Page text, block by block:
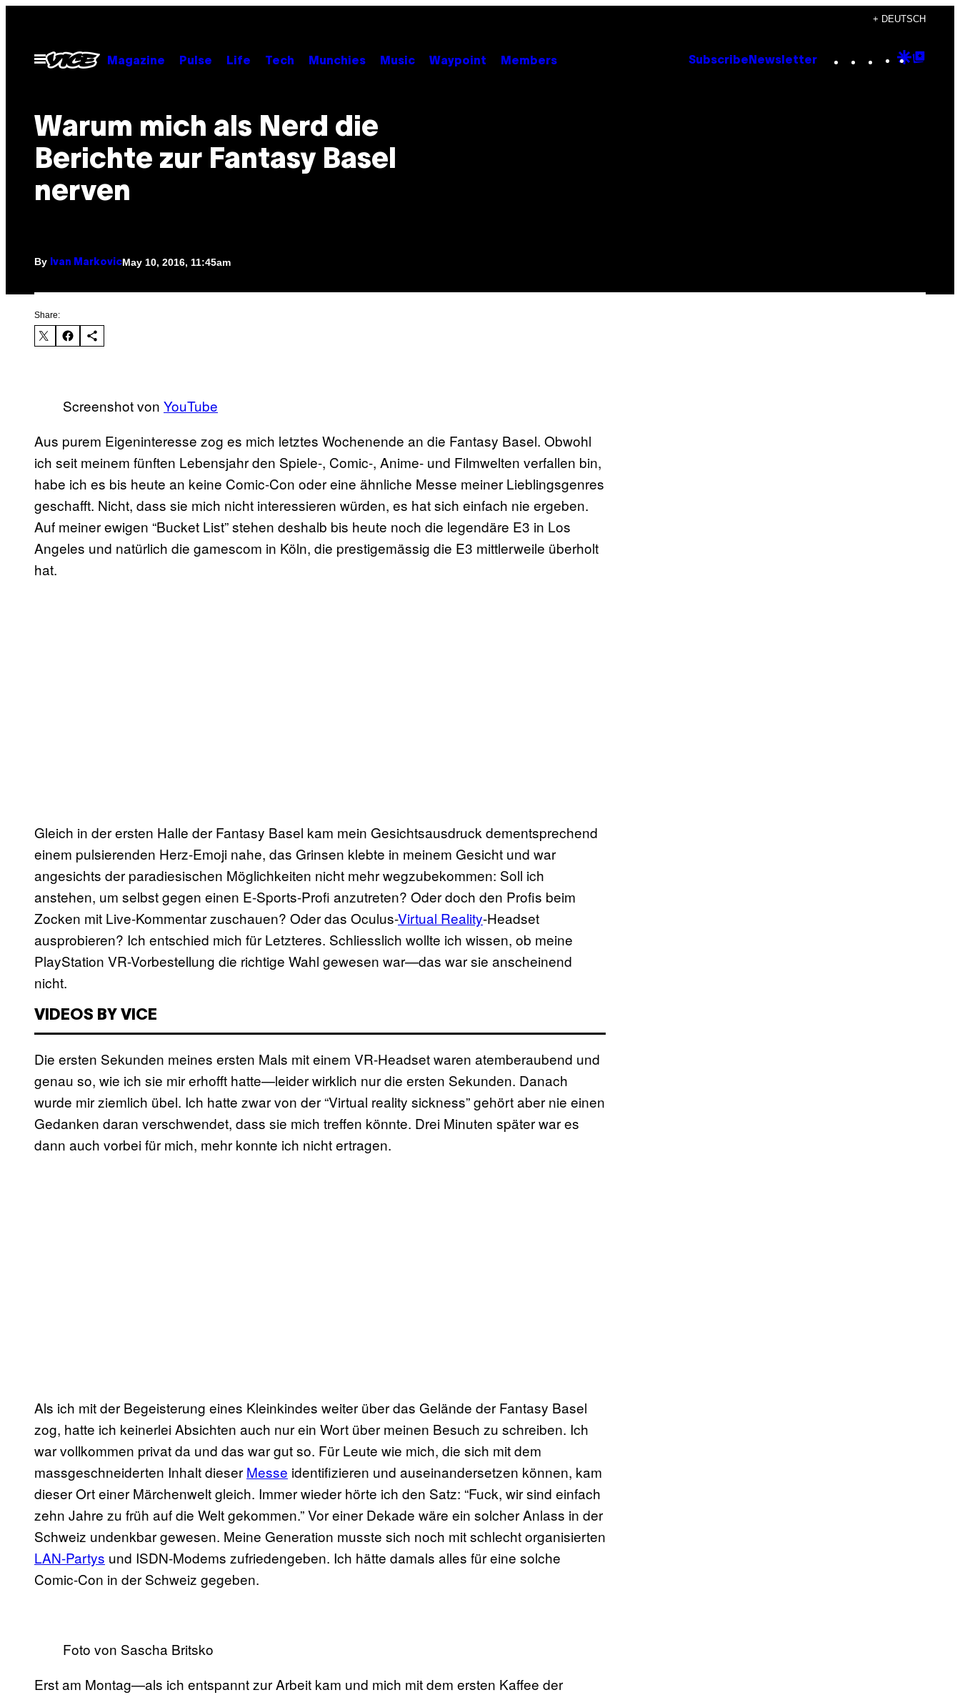
content
+ DEUTSCH
Open
Menu
Magazine Pulse Life Tech Munchies Music Waypoint Members Subscribe Newsletter Instagram
TikTok
YouTube
Google
Warum mich als Nerd die
Berichte zur Fantasy Basel
nerven
By Ivan MarkovicMay 10, 2016, 11:45am
Share:
Screenshot von YouTube
Aus purem Eigeninteresse zog es mich letztes Wochenende an die Fantasy Basel. Obwohl
ich seit meinem fünften Lebensjahr den Spiele-, Comic-, Anime- und Filmwelten verfallen bin,
habe ich es bis heute an keine Comic-Con oder eine ähnliche Messe meiner Lieblingsgenres
geschafft. Nicht, dass sie mich nicht interessieren würden, es hat sich einfach nie ergeben.
Auf meiner ewigen “Bucket List” stehen deshalb bis heute noch die legendäre E3 in Los
Angeles und natürlich die gamescom in Köln, die prestigemässig die E3 mittlerweile überholt
hat.
Gleich in der ersten Halle der Fantasy Basel kam mein Gesichtsausdruck dementsprechend
einem pulsierenden Herz-Emoji nahe, das Grinsen klebte in meinem Gesicht und war
angesichts der paradiesischen Möglichkeiten nicht mehr wegzubekommen: Soll ich
anstehen, um selbst gegen einen E-Sports-Profi anzutreten? Oder doch den Profis beim
Zocken mit Live-Kommentar zuschauen? Oder das Oculus-Virtual Reality-Headset
ausprobieren? Ich entschied mich für Letzteres. Schliesslich wollte ich wissen, ob meine
PlayStation VR-Vorbestellung die richtige Wahl gewesen war—das war sie anscheinend
nicht.
VIDEOS BY VICE
Die ersten Sekunden meines ersten Mals mit einem VR-Headset waren atemberaubend und
genau so, wie ich sie mir erhofft hatte—leider wirklich nur die ersten Sekunden. Danach
wurde mir ziemlich übel. Ich hatte zwar von der “Virtual reality sickness” gehört aber nie einen
Gedanken daran verschwendet, dass sie mich treffen könnte. Drei Minuten später war es
dann auch vorbei für mich, mehr konnte ich nicht ertragen.
Als ich mit der Begeisterung eines Kleinkindes weiter über das Gelände der Fantasy Basel
zog, hatte ich keinerlei Absichten auch nur ein Wort über meinen Besuch zu schreiben. Ich
war vollkommen privat da und das war gut so. Für Leute wie mich, die sich mit dem
massgeschneiderten Inhalt dieser Messe identifizieren und auseinandersetzen können, kam
dieser Ort einer Märchenwelt gleich. Immer wieder hörte ich den Satz: “Fuck, wir sind einfach
zehn Jahre zu früh auf die Welt gekommen.” Vor einer Dekade wäre ein solcher Anlass in der
Schweiz undenkbar gewesen. Meine Generation musste sich noch mit schlecht organisierten
LAN-Partys und ISDN-Modems zufriedengeben. Ich hätte damals alles für eine solche
Comic-Con in der Schweiz gegeben.
Foto von Sascha Britsko
Erst am Montag—als ich entspannt zur Arbeit kam und mich mit dem ersten Kaffee der